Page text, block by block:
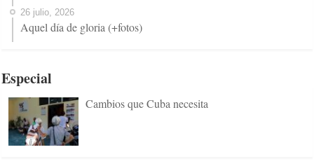
26 julio, 2026
Aquel día de gloria (+fotos)
Especial
Cambios que Cuba necesita